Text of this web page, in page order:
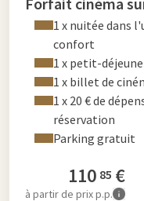
Places VIP au
€18,95 par personne
Billet standard
Enfants jusqu’à
enfant
Important:En cas de
défavorables,
1 x nuitée dans
confort
1 x petit-
1 x billet de
1 x 20 € de
réservation
Parking gratuit
110 85 €
à partir de prix p.p.